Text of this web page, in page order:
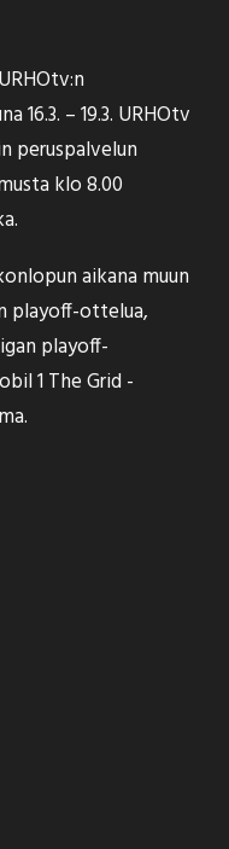
16.3. – 19.3. URHOtv
peruspalvelun
klo 8.00
aikana muun
playoff-ottelua,
playoff-
1 The Grid -